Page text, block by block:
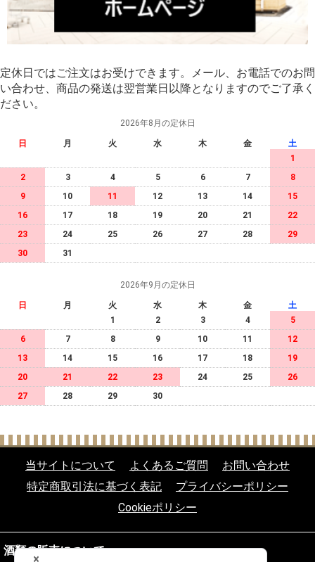
定休日ではご注文はお受けできます。メール、お電話でのお問
い合わせ、商品の発送は翌営業日以降となりますのでご了承く
ださい。
2026年8月の定休日
日 月 火 水 木 金
土
1
2
3 4 5 6 7
8
9
10 11 12 13 14
15
16
17 18 19 20 21
22
23
24 25 26 27 28
29
30
31
2026年9月の定休日
日 月 火 水 木 金
土
1
2 3 4
5
6
7 8 9 10 11
12
13
14 15 16 17 18
19
20
21 22 23 24 25
26
27
28 29 30
当サイトについて よくあるご質問
お問い合わせ
特定商取引法に基づく表記
プライバシーポリシー
Cookieポリシー
酒類の販売について